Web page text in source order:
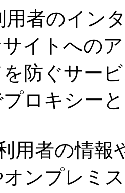
者のイン
イトへの
防ぐサー
ロキシー
用者の情報
ンプレミ